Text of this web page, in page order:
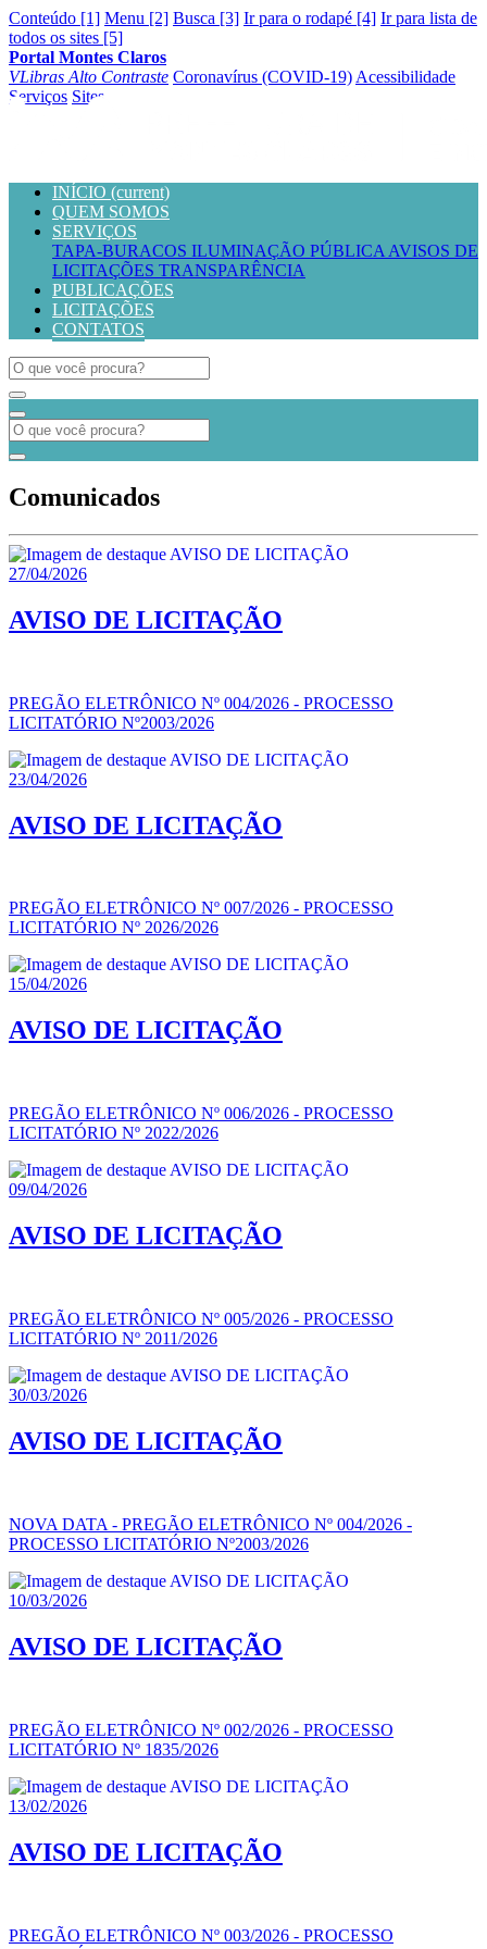
Conteúdo [1] Menu [2] Busca [3] Ir para o rodapé [4] Ir para lista de
todos os sites [5]
Portal Montes Claros
VLibras Alto Contraste Coronavírus (COVID-19) Acessibilidade
Serviços Sites
INÍCIO (current)
QUEM SOMOS
SERVIÇOS
TAPA-BURACOS ILUMINAÇÃO PÚBLICA AVISOS DE
LICITAÇÕES TRANSPARÊNCIA
PUBLICAÇÕES
LICITAÇÕES
CONTATOS
Comunicados
27/04/2026
AVISO DE LICITAÇÃO
PREGÃO ELETRÔNICO Nº 004/2026 - PROCESSO
LICITATÓRIO Nº2003/2026
23/04/2026
AVISO DE LICITAÇÃO
PREGÃO ELETRÔNICO Nº 007/2026 - PROCESSO
LICITATÓRIO Nº 2026/2026
15/04/2026
AVISO DE LICITAÇÃO
PREGÃO ELETRÔNICO Nº 006/2026 - PROCESSO
LICITATÓRIO Nº 2022/2026
09/04/2026
AVISO DE LICITAÇÃO
PREGÃO ELETRÔNICO Nº 005/2026 - PROCESSO
LICITATÓRIO Nº 2011/2026
30/03/2026
AVISO DE LICITAÇÃO
NOVA DATA - PREGÃO ELETRÔNICO Nº 004/2026 -
PROCESSO LICITATÓRIO Nº2003/2026
10/03/2026
AVISO DE LICITAÇÃO
PREGÃO ELETRÔNICO Nº 002/2026 - PROCESSO
LICITATÓRIO Nº 1835/2026
13/02/2026
AVISO DE LICITAÇÃO
PREGÃO ELETRÔNICO Nº 003/2026 - PROCESSO